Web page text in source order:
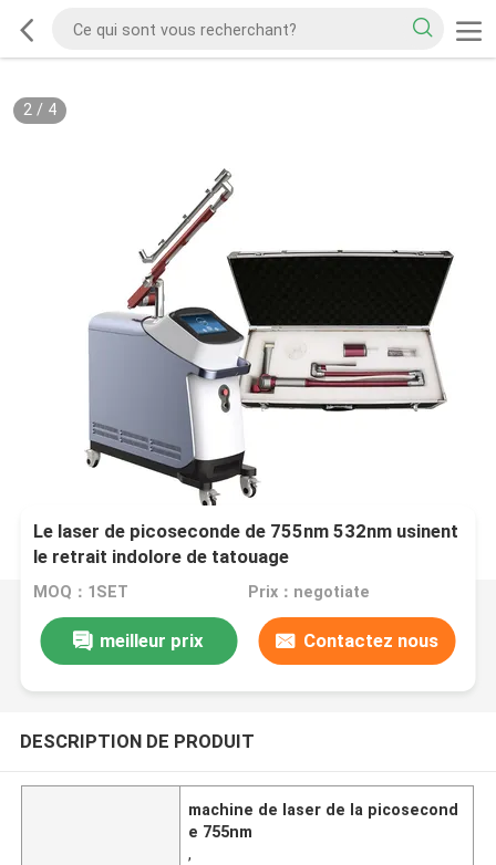
2/ 4
Le laser de picoseconde de 755nm 532nm usinent
le retrait indolore de tatouage
MOQ：1SET Prix：negotiate
meilleur prix Contactez nous
DESCRIPTION DE PRODUIT
machine de laser de la picosecond
e 755nm
,